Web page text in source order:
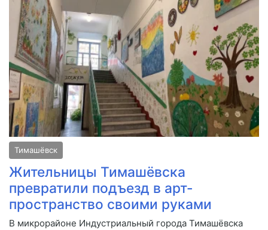
Тимашёвск
Жительницы Тимашёвска
превратили подъезд в арт-
пространство своими руками
В микрорайоне Индустриальный города Тимашёвска